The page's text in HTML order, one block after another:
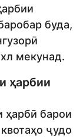
буда,
мекунад.
ҳарбии
ҳарбӣ барои
ҷудо